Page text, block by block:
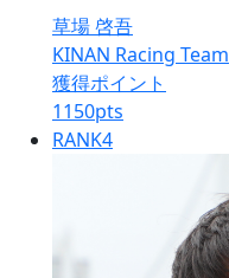
草場 啓吾
KINAN Racing Team
獲得ポイント
1150pts
RANK4